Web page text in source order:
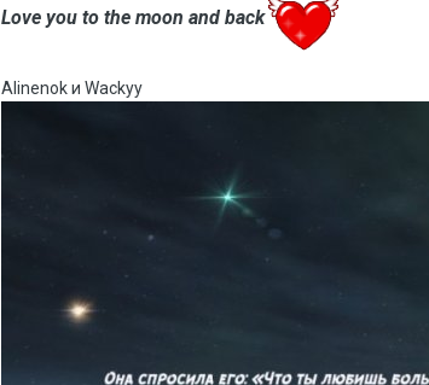
Love you to the moon and back
Аlinenok и Wackyy